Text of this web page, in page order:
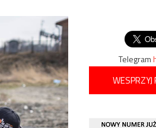
Telegram